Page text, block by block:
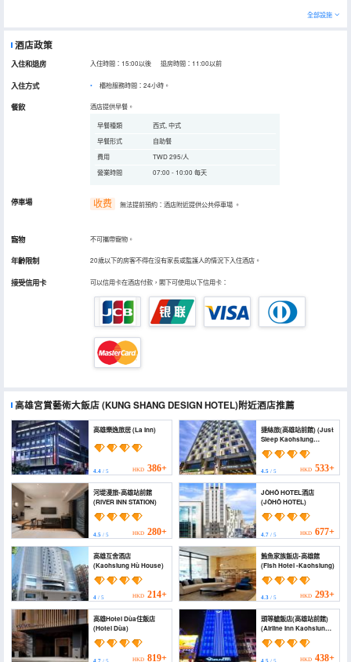
全部設施
酒店政策
入住和退房 入住時間：15:00以後 退房時間：11:00以前
入住方式 櫃枱服務時間：24小時。
餐飲 酒店提供早餐。
早餐種類
西式, 中式
早餐形式
自助餐
費用
TWD 295/人
營業時間
07:00 - 10:00 每天
停車場 收费 無法提前預約：酒店附近提供公共停車場 。
寵物 不可攜帶寵物。
年齡限制 20歲以下的房客不得在沒有家長或監護人的情況下入住酒店。
接受信用卡 可以信用卡在酒店付款，閣下可使用以下信用卡：
高雄宮賞藝術大飯店(KUNG SHANG DESIGN HOTEL)附近酒店推薦
高雄樂逸旅居 (La Inn)
4.4 / 5 HKD 386+
捷絲旅(高雄站前館) (Just
Sleep Kaohsiung
Station)
4.5/ 5 HKD 533+
河堤漫旅-高雄站前館
(RIVER INN STATION)
4.5 / 5 HKD 280+
JÒHŌ HOTEL酒店
(JÒHŌ HOTEL)
4.7/ 5 HKD 677+
高雄互舍酒店
(Kaohsiung Hù House)
4 / 5 HKD 214+
鮪魚家族飯店-高雄館
(Fish Hotel -Kaohsiung)
4.3/ 5 HKD 293+
高雄Hotel Dùa住飯店
(Hotel Dùa)
HKD 819+
頭等艙飯店(高雄站前館)
(Airline Inn Kaohsiung
Station)
HKD 438+